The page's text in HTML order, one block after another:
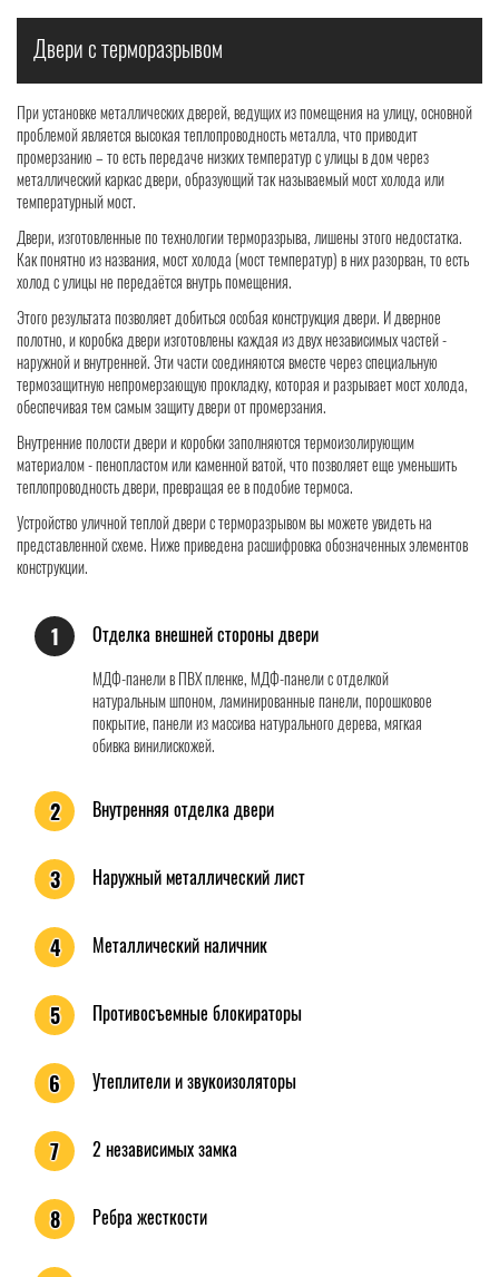
Двери с терморазрывом
При установке металлических дверей, ведущих из помещения на улицу, основной
проблемой является высокая теплопроводность металла, что приводит
промерзанию – то есть передаче низких температур с улицы в дом через
металлический каркас двери, образующий так называемый мост холода или
температурный мост.
Двери, изготовленные по технологии терморазрыва, лишены этого недостатка.
Как понятно из названия, мост холода (мост температур) в них разорван, то есть
холод с улицы не передаётся внутрь помещения.
Этого результата позволяет добиться особая конструкция двери. И дверное
полотно, и коробка двери изготовлены каждая из двух независимых частей -
наружной и внутренней. Эти части соединяются вместе через специальную
термозащитную непромерзающую прокладку, которая и разрывает мост холода,
обеспечивая тем самым защиту двери от промерзания.
Внутренние полости двери и коробки заполняются термоизолирующим
материалом - пенопластом или каменной ватой, что позволяет еще уменьшить
теплопроводность двери, превращая ее в подобие термоса.
Устройство уличной теплой двери с терморазрывом вы можете увидеть на
представленной схеме. Ниже приведена расшифровка обозначенных элементов
конструкции.
1 Отделка внешней стороны двери
МДФ-панели в ПВХ пленке, МДФ-панели с отделкой
натуральным шпоном, ламинированные панели, порошковое
покрытие, панели из массива натурального дерева, мягкая
обивка винилискожей.
2 Внутренняя отделка двери
3 Наружный металлический лист
4 Металлический наличник
5 Противосъемные блокираторы
6 Утеплители и звукоизоляторы
7 2 независимых замка
8 Ребра жесткости